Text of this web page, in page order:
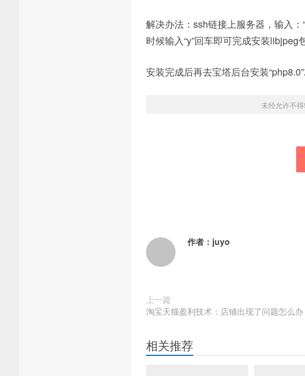
解决办法：ssh链接上服务器，输入
时候输入“y”回车即可完成安装libjpeg
安装完成后再去宝塔后台安装
未经允许不得
作者： juyo
上一篇
淘宝天猫盈利技术：店铺出现了问题怎么办
相关推荐